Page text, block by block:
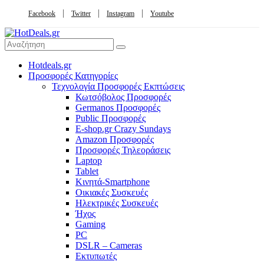
Facebook Twitter Instagram Youtube
Hotdeals.gr
Προσφορές Κατηγορίες
Τεχνολογία Προσφορές Εκπτώσεις
Κωτσόβολος Προσφορές
Germanos Προσφορές
Public Προσφορές
E-shop.gr Crazy Sundays
Amazon Προσφορές
Προσφορές Τηλεοράσεις
Laptop
Tablet
Κινητά-Smartphone
Οικιακές Συσκευές
Hλεκτρικές Συσκευές
Ήχος
Gaming
PC
DSLR – Cameras
Εκτυπωτές